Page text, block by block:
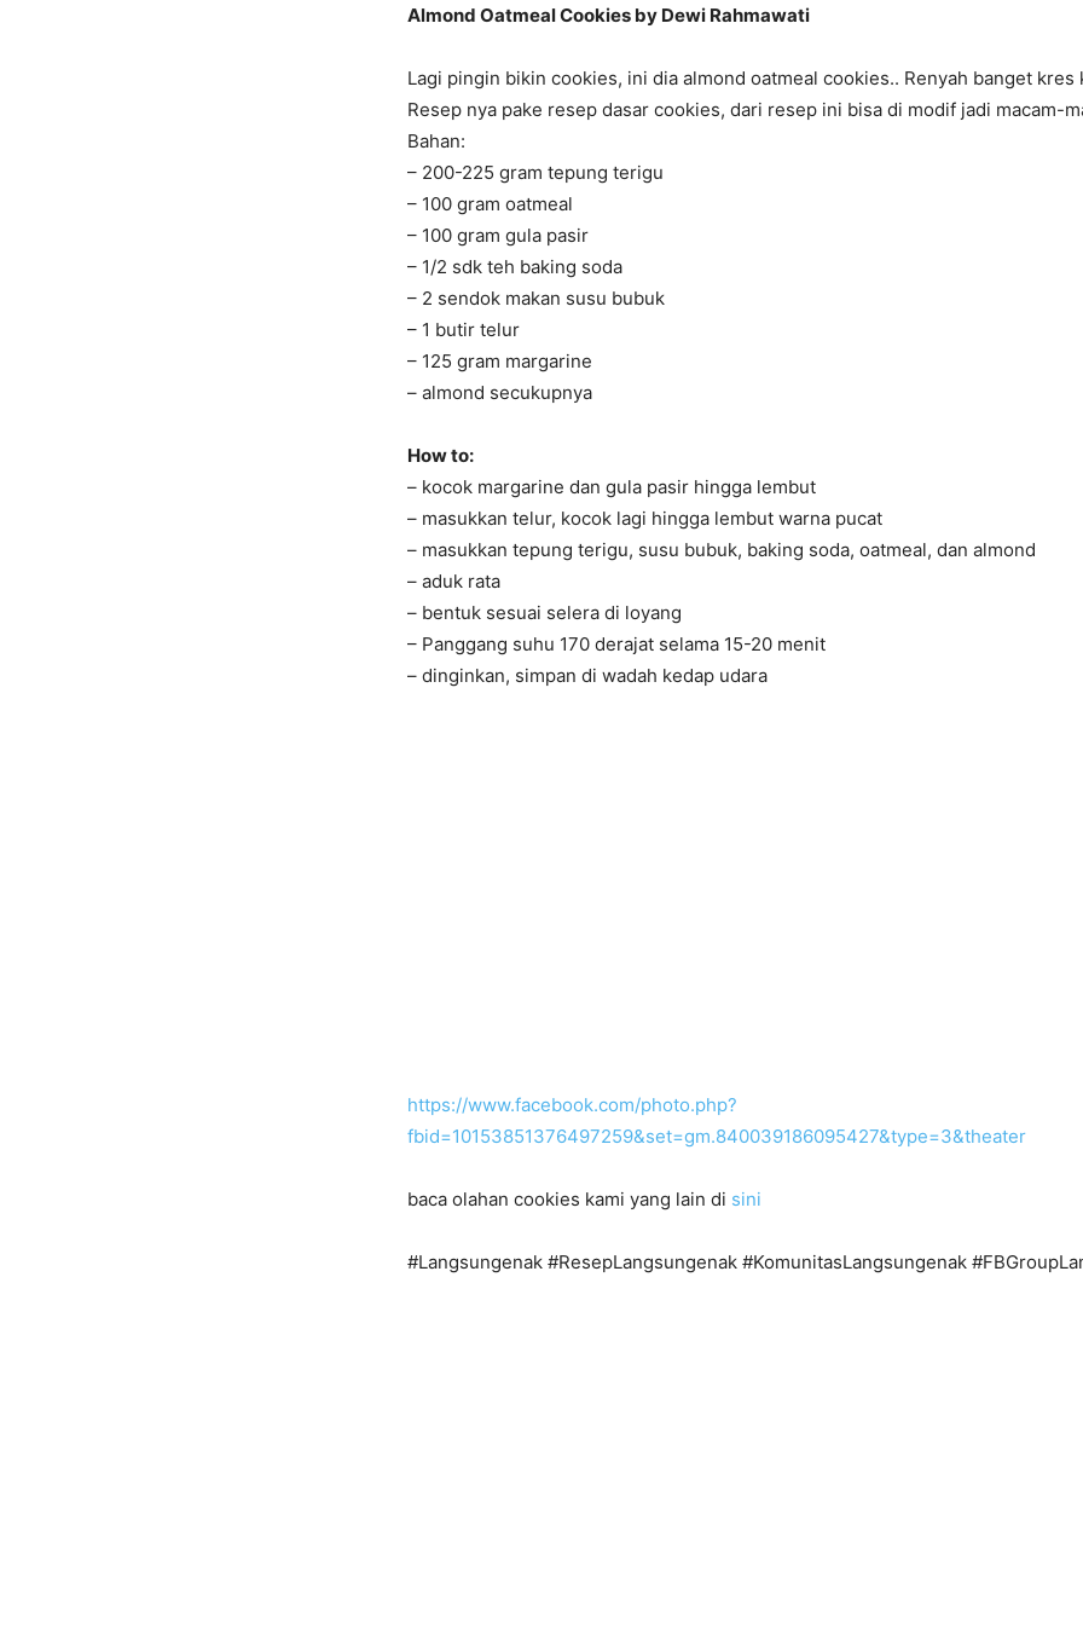
Almond Oatmeal Cookies by Dewi Rahmawati
Lagi pingin bikin cookies, ini dia almond oatmeal cookies.. Renyah banget kres
Resep nya pake resep dasar cookies, dari resep ini bisa di modif jadi macam-
Bahan:
– 200-225 gram tepung terigu
– 100 gram oatmeal
– 100 gram gula pasir
– 1/2 sdk teh baking soda
– 2 sendok makan susu bubuk
– 1 butir telur
– 125 gram margarine
– almond secukupnya
How to:
– kocok margarine dan gula pasir hingga lembut
– masukkan telur, kocok lagi hingga lembut warna pucat
– masukkan tepung terigu, susu bubuk, baking soda, oatmeal, dan almond
– aduk rata
– bentuk sesuai selera di loyang
– Panggang suhu 170 derajat selama 15-20 menit
– dinginkan, simpan di wadah kedap udara
https://www.facebook.com/photo.php?
fbid=10153851376497259&set=gm.840039186095427&type=3&theater
baca olahan cookies kami yang lain di sini
#Langsungenak #ResepLangsungenak #KomunitasLangsungenak